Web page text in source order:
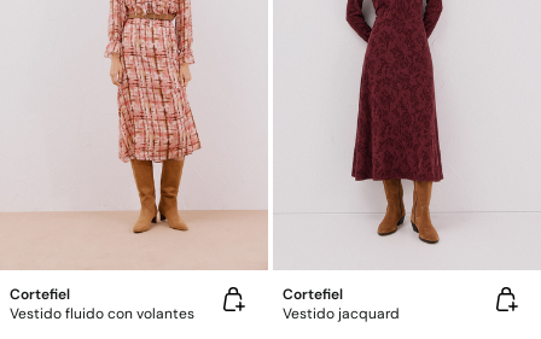
Cortefiel
Vestido fluido con volantes
Cortefiel
Vestido jacquard